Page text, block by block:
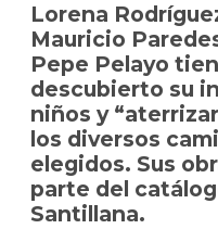
Lorena
Mauricio
Pepe Pelayo
descubierto su
niños y
los diversos
elegidos. Sus
parte del
Santillana.